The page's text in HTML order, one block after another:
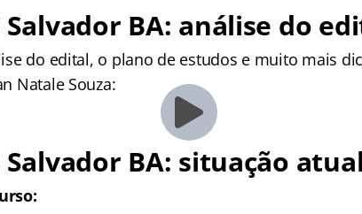
Salvador BA: análise do
do edital, o plano de estudos e muito mais
Natale Souza:
Salvador BA: situação atual